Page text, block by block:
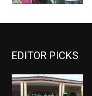
EDITOR PICKS